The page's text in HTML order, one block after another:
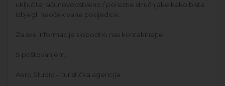
uključite računovodstveno / porezne stručnjake kako biste
izbjegli neočekivane posljedice.
Za sve informacije slobodno nas kontaktirajte.
S poštovanjem,
Aero Studio – turistička agencija